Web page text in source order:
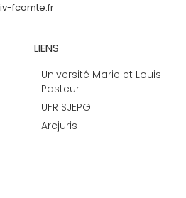
fcomte.fr
LIENS
Université Marie et Louis
Pasteur
UFR SJEPG
Arcjuris